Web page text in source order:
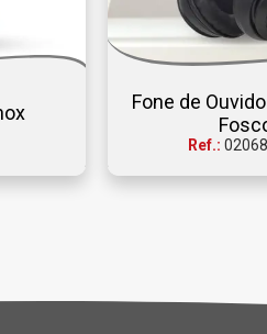
Fone de
Ref.: